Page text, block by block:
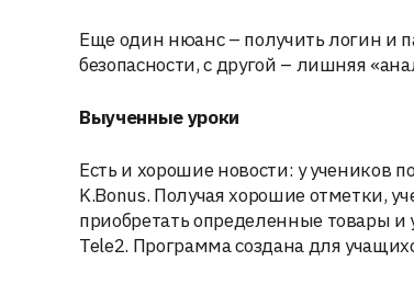
Еще один нюанс – получить логин и
безопасности, с другой – лишняя
Выученные уроки
Есть и хорошие новости: у учеников
K.Bonus. Получая хорошие отметки,
приобретать определенные товары и
Tele2. Программа создана для